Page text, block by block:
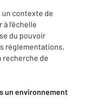
un contexte de
l’échelle
du pouvoir
réglementations,
recherche de
un environnement